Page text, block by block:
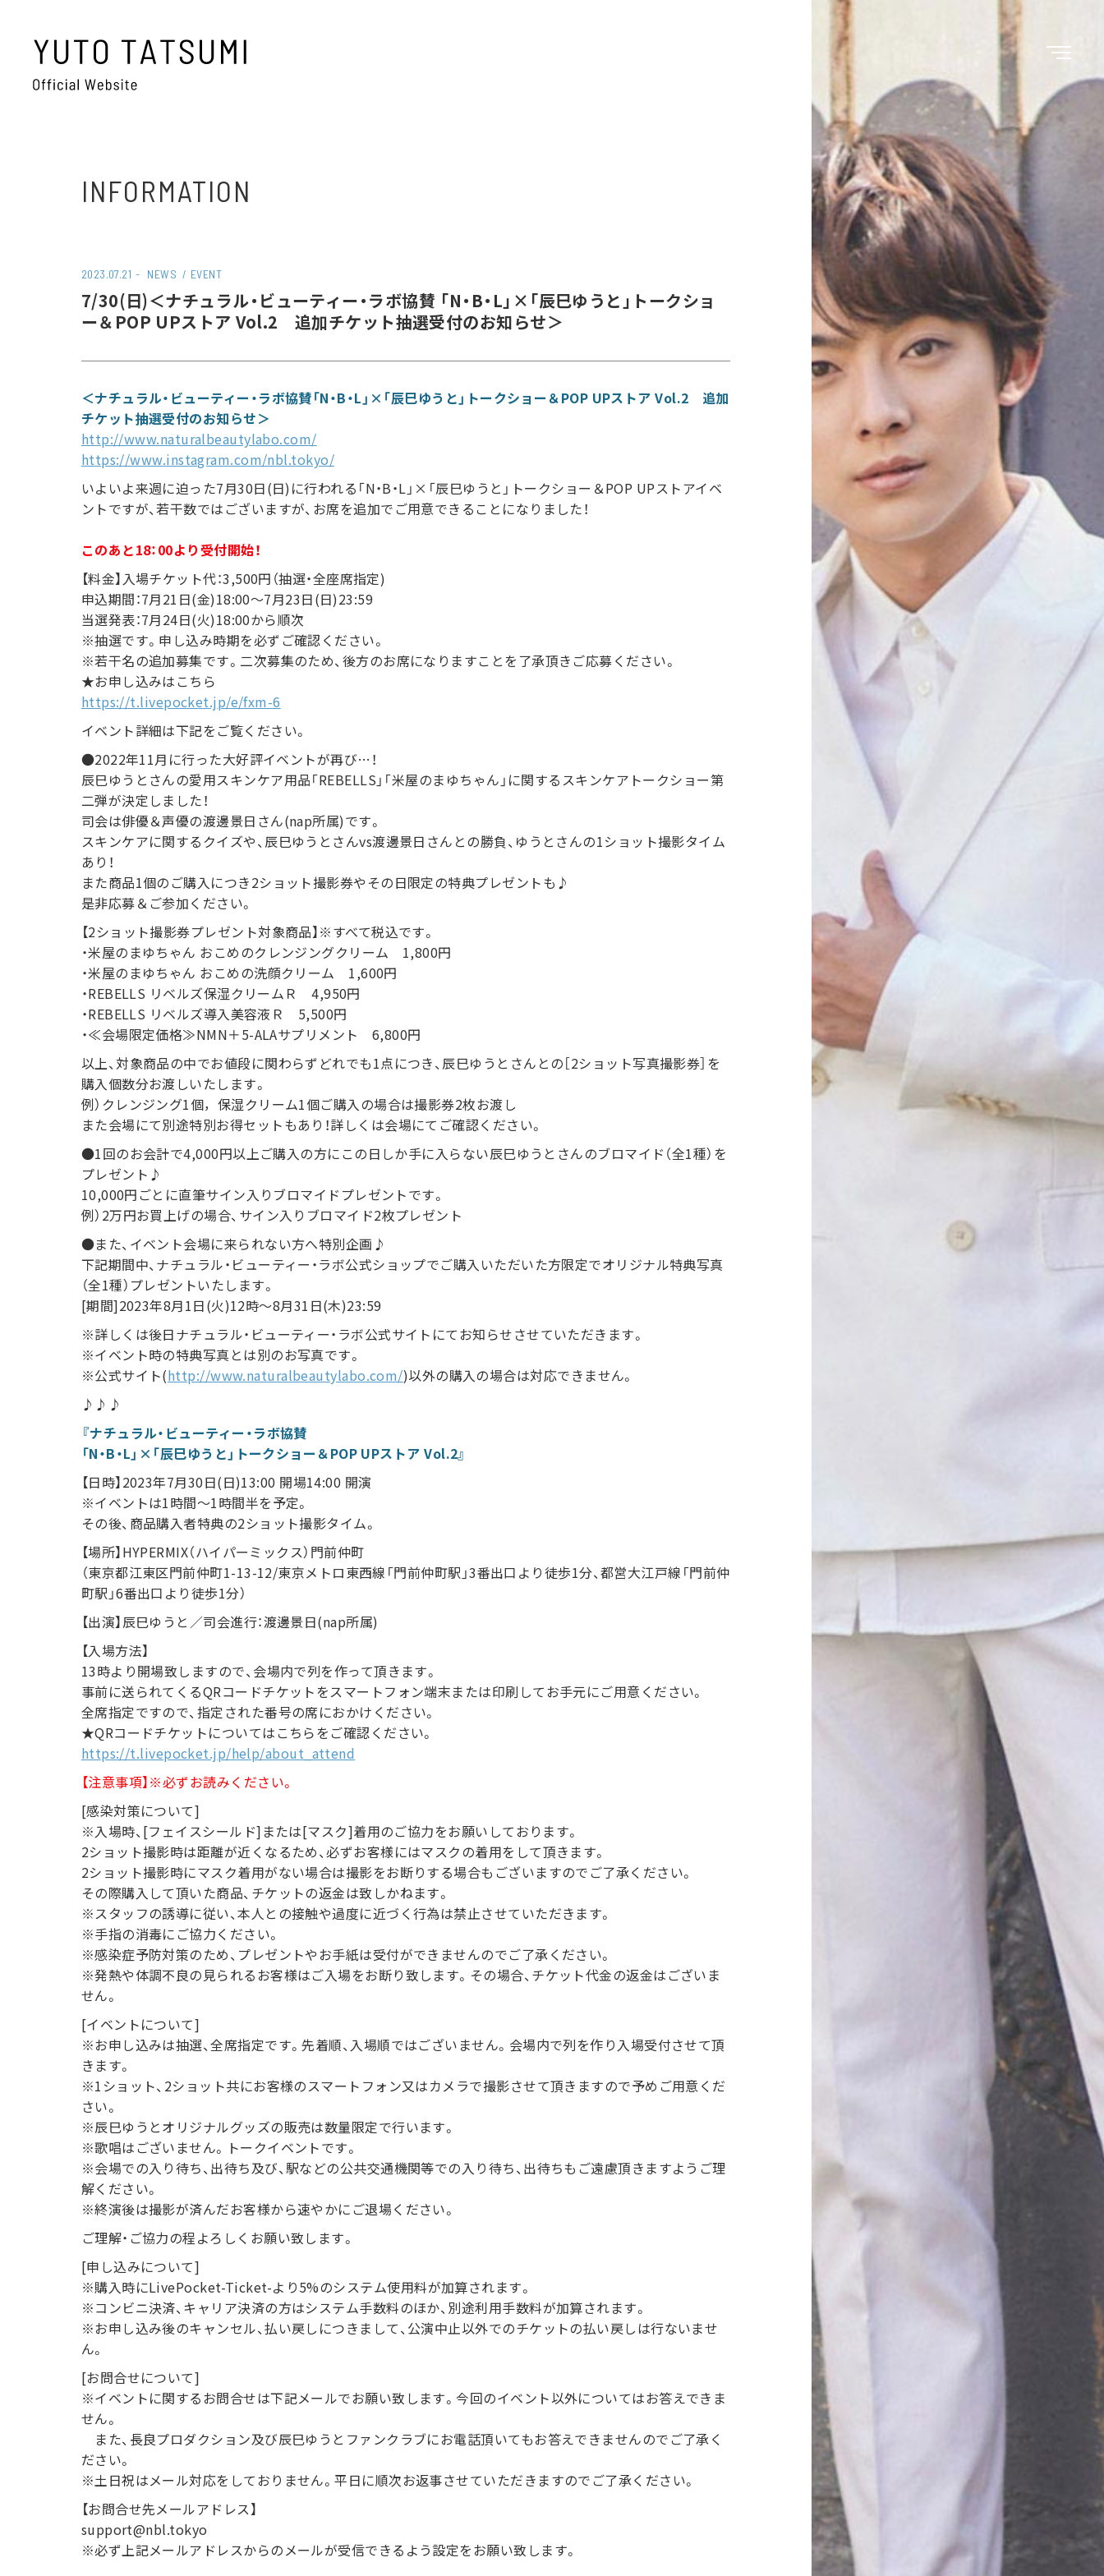
INFORMATION
2023.07.21 NEWS EVENT
7/30(日)＜ナチュラル・ビューティー・ラボ協賛 「N・B・L」×「辰巳ゆうと」トークショ
ー＆POP UPストア Vol.2 追加チケット抽選受付のお知らせ＞
＜ナチュラル・ビューティー・ラボ協賛「N・B・L」×「辰巳ゆうと」トークショー＆POP UPストア Vol.2 追加
チケット抽選受付のお知らせ＞
http://www.naturalbeautylabo.com/
https://www.instagram.com/nbl.tokyo/
いよいよ来週に迫った7月30日(日)に行われる「N・B・L」×「辰巳ゆうと」トークショー＆POP UPストアイベ
ントですが、若干数ではございますが、お席を追加でご用意できることになりました！
このあと18：00より受付開始！
【料金】入場チケット代：3,500円（抽選・全座席指定)
申込期間：7月21日(金)18:00～7月23日(日)23:59
当選発表：7月24日(火)18:00から順次
※抽選です。申し込み時期を必ずご確認ください。
※若干名の追加募集です。二次募集のため、後方のお席になりますことを了承頂きご応募ください。
★お申し込みはこちら
https://t.livepocket.jp/e/fxm-6
イベント詳細は下記をご覧ください。
●2022年11月に行った大好評イベントが再び…！
辰巳ゆうとさんの愛用スキンケア用品「REBELLS」「米屋のまゆちゃん」に関するスキンケアトークショー第
二弾が決定しました！
司会は俳優＆声優の渡邊景日さん(nap所属)です。
スキンケアに関するクイズや、辰巳ゆうとさんvs渡邊景日さんとの勝負、ゆうとさんの1ショット撮影タイム
あり！
また商品1個のご購入につき2ショット撮影券やその日限定の特典プレゼントも♪
是非応募＆ご参加ください。
【2ショット撮影券プレゼント対象商品】※すべて税込です。
・米屋のまゆちゃん おこめのクレンジングクリーム 1,800円
・米屋のまゆちゃん おこめの洗顔クリーム 1,600円
・REBELLS リベルズ保湿クリームＲ 4,950円
・REBELLS リベルズ導入美容液Ｒ 5,500円
・≪会場限定価格≫NMN＋5-ALAサプリメント 6,800円
以上、対象商品の中でお値段に関わらずどれでも1点につき、辰巳ゆうとさんとの［2ショット写真撮影券］を
購入個数分お渡しいたします。
例）クレンジング1個，保湿クリーム1個ご購入の場合は撮影券2枚お渡し
また会場にて別途特別お得セットもあり！詳しくは会場にてご確認ください。
●1回のお会計で4,000円以上ご購入の方にこの日しか手に入らない辰巳ゆうとさんのブロマイド（全1種）を
プレゼント♪
10,000円ごとに直筆サイン入りブロマイドプレゼントです。
例）2万円お買上げの場合、サイン入りブロマイド2枚プレゼント
●また、イベント会場に来られない方へ特別企画♪
下記期間中、ナチュラル・ビューティー・ラボ公式ショップでご購入いただいた方限定でオリジナル特典写真
（全1種）プレゼントいたします。
[期間]2023年8月1日(火)12時～8月31日(木)23:59
※詳しくは後日ナチュラル・ビューティー・ラボ公式サイトにてお知らせさせていただきます。
※イベント時の特典写真とは別のお写真です。
※公式サイト(http://www.naturalbeautylabo.com/)以外の購入の場合は対応できません。
♪♪♪
『ナチュラル・ビューティー・ラボ協賛
「N・B・L」×「辰巳ゆうと」トークショー＆POP UPストア Vol.2』
【日時】2023年7月30日(日)13:00 開場14:00 開演
※イベントは1時間～1時間半を予定。
その後、商品購入者特典の2ショット撮影タイム。
【場所】HYPERMIX（ハイパーミックス）門前仲町
（東京都江東区門前仲町1-13-12/東京メトロ東西線「門前仲町駅」3番出口より徒歩1分、都営大江戸線「門前仲
町駅」6番出口より徒歩1分）
【出演】辰巳ゆうと／司会進行：渡邊景日(nap所属)
【入場方法】
13時より開場致しますので、会場内で列を作って頂きます。
事前に送られてくるQRコードチケットをスマートフォン端末または印刷してお手元にご用意ください。
全席指定ですので、指定された番号の席におかけください。
★QRコードチケットについてはこちらをご確認ください。
https://t.livepocket.jp/help/about_attend
【注意事項】※必ずお読みください。
[感染対策について]
※入場時、[フェイスシールド]または[マスク]着用のご協力をお願いしております。
2ショット撮影時は距離が近くなるため、必ずお客様にはマスクの着用をして頂きます。
2ショット撮影時にマスク着用がない場合は撮影をお断りする場合もございますのでご了承ください。
その際購入して頂いた商品、チケットの返金は致しかねます。
※スタッフの誘導に従い、本人との接触や過度に近づく行為は禁止させていただきます。
※手指の消毒にご協力ください。
※感染症予防対策のため、プレゼントやお手紙は受付ができませんのでご了承ください。
※発熱や体調不良の見られるお客様はご入場をお断り致します。その場合、チケット代金の返金はございま
せん。
[イベントについて]
※お申し込みは抽選、全席指定です。先着順、入場順ではございません。会場内で列を作り入場受付させて頂
きます。
※1ショット、2ショット共にお客様のスマートフォン又はカメラで撮影させて頂きますので予めご用意くだ
さい。
※辰巳ゆうとオリジナルグッズの販売は数量限定で行います。
※歌唱はございません。トークイベントです。
※会場での入り待ち、出待ち及び、駅などの公共交通機関等での入り待ち、出待ちもご遠慮頂きますようご理
解ください。
※終演後は撮影が済んだお客様から速やかにご退場ください。
ご理解・ご協力の程よろしくお願い致します。
[申し込みについて]
※購入時にLivePocket-Ticket-より5%のシステム使用料が加算されます。
※コンビニ決済、キャリア決済の方はシステム手数料のほか、別途利用手数料が加算されます。
※お申し込み後のキャンセル、払い戻しにつきまして、公演中止以外でのチケットの払い戻しは行ないませ
ん。
[お問合せについて]
※イベントに関するお問合せは下記メールでお願い致します。今回のイベント以外についてはお答えできま
せん。
また、長良プロダクション及び辰巳ゆうとファンクラブにお電話頂いてもお答えできませんのでご了承く
ださい。
※土日祝はメール対応をしておりません。平日に順次お返事させていただきますのでご了承ください。
【お問合せ先メールアドレス】
support@nbl.tokyo
※必ず上記メールアドレスからのメールが受信できるよう設定をお願い致します。